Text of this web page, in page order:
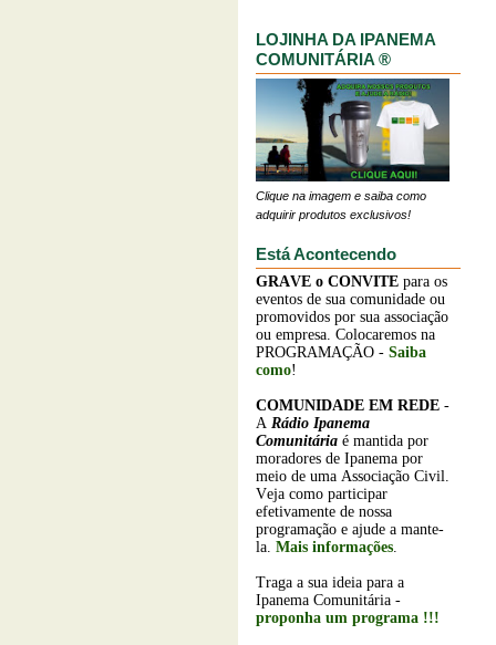
LOJINHA DA IPANEMA
COMUNITÁRIA ®
Clique na imagem e saiba como
adquirir produtos exclusivos!
Está Acontecendo
GRAVE o CONVITE para os
eventos de sua comunidade ou
promovidos por sua associação
ou empresa. Colocaremos na
PROGRAMAÇÃO - Saiba
como!
COMUNIDADE EM REDE -
A Rádio Ipanema
Comunitária é mantida por
moradores de Ipanema por
meio de uma Associação Civil.
Veja como participar
efetivamente de nossa
programação e ajude a mante-
la. Mais informações.
Traga a sua ideia para a
Ipanema Comunitária -
proponha um programa !!!